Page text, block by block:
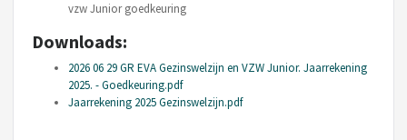
vzw Junior goedkeuring
Downloads:
2026 06 29 GR EVA Gezinswelzijn en VZW Junior. Jaarrekening
2025. - Goedkeuring.pdf
Jaarrekening 2025 Gezinswelzijn.pdf